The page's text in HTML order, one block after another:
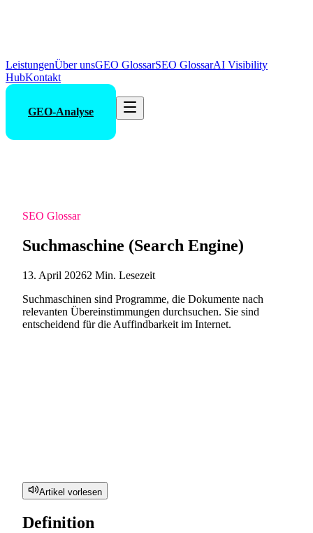
LeistungenÜber unsGEO GlossarSEO GlossarAI Visibility
HubKontakt
GEO-Analyse
SEO Glossar
Suchmaschine (Search Engine)
13. April 20262 Min. Lesezeit
Suchmaschinen sind Programme, die Dokumente nach
relevanten Übereinstimmungen durchsuchen. Sie sind
entscheidend für die Auffindbarkeit im Internet.
Artikel vorlesen
Definition